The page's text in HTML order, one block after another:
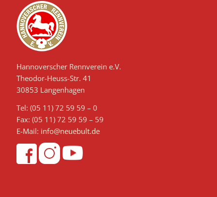
Hannoverscher Rennverein e.V.
Theodor-Heuss-Str. 41
30853 Langenhagen
Tel: (05 11) 72 59 59 – 0
Fax: (05 11) 72 59 59 – 59
E-Mail: info@neuebult.de